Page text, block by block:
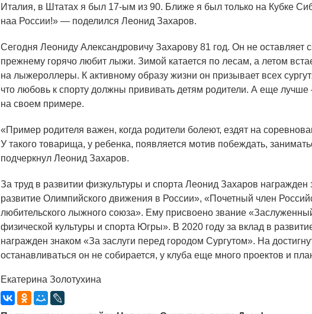
Италия, в Штатах я был 17-ым из 90. Ближе я был только на Кубке
наа России!» — поделился Леонид Захаров.
Сегодня Леониду Александровичу Захарову 81 год. Он не оставляет
прежнему горячо любит лыжи. Зимой катается по лесам, а летом
на лыжероллеры. К активному образу жизни он призывает всех
что любовь к спорту должны прививать детям родители. А еще
на своем примере.
«Пример родителя важен, когда родители болеют, ездят на
У такого товарища, у ребенка, появляется мотив побеждать,
подчеркнул Леонид Захаров.
За труд в развитии физкультуры и спорта Леонид Захаров награжден
развитие Олимпийского движения в России», «Почетный член
любительского лыжного союза». Ему присвоено звание
физической культуры и спорта Югры». В 2020 году за вклад в
награжден знаком «За заслуги перед городом Сургутом». На
останавливаться он не собирается, у клуба еще много проектов и
Екатерина Золотухина